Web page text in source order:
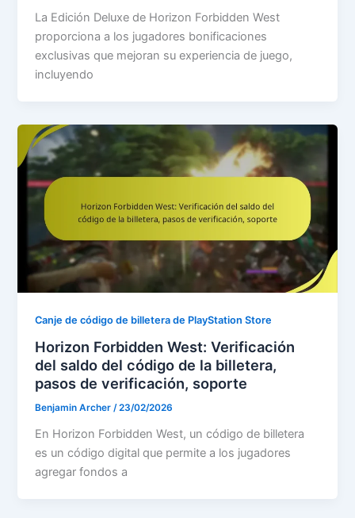
La Edición Deluxe de Horizon Forbidden West
proporciona a los jugadores bonificaciones
exclusivas que mejoran su experiencia de juego,
incluyendo
Canje de código de billetera de PlayStation Store
Horizon Forbidden West: Verificación
del saldo del código de la billetera,
pasos de verificación, soporte
Benjamin Archer/23/02/2026
En Horizon Forbidden West, un código de billetera
es un código digital que permite a los jugadores
agregar fondos a